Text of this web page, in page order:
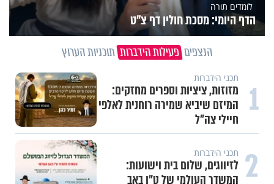
לומדים תורה
הדף היומי: מסכת חולין דף צ"ט
הנצפים פעילות הידברות תוכניות הערוץ
1 תכני הידברות
מזוזות, ציציות וספרים מחזקים:
המיזם שיביא שמירה רוחנית לאלפי
חיילי צה"ל
2 תכני הידברות
לזיווגים, שלום בית וישועות:
המשדר העולמי של ט"ו באב